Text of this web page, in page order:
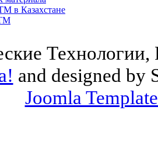
в Казахстане
Технологии,
and designed by
Joomla